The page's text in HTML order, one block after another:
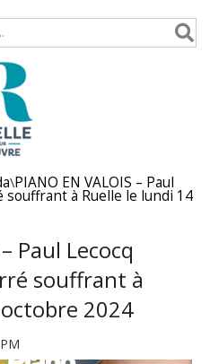
\PIANO EN VALOIS – Paul
souffrant à Ruelle le lundi 14
Paul Lecocq
souffrant à
2024